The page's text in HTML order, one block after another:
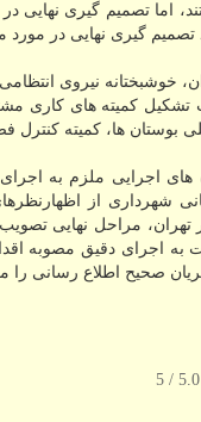
تصمیم گیری نهایی در
تصمیم گیری نهایی در
خوشبختانه نیروی
تشكیل كمیته های كاری
بوستان ها، كمیته
اجرایی ملزم به
شهرداری از
تهران، مراحل نهایی
دقیق مصوبه اقدام
صحیح اطلاع رسانی
5.0
/ 5